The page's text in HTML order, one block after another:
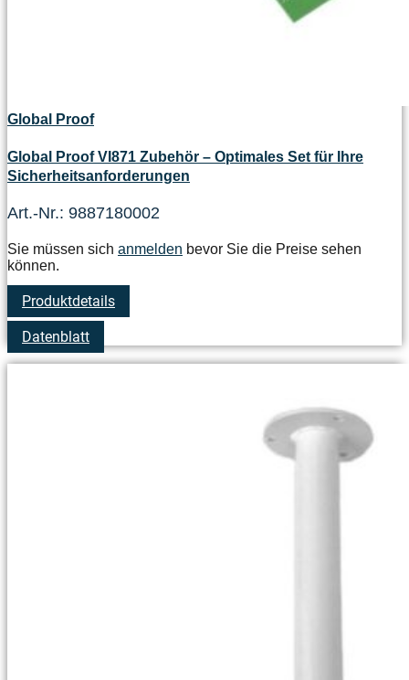
Global Proof
Global Proof VI871 Zubehör – Optimales Set für Ihre
Sicherheitsanforderungen
Art.-Nr.: 9887180002
Sie müssen sich anmelden bevor Sie die Preise sehen
können.
Produktdetails
Datenblatt